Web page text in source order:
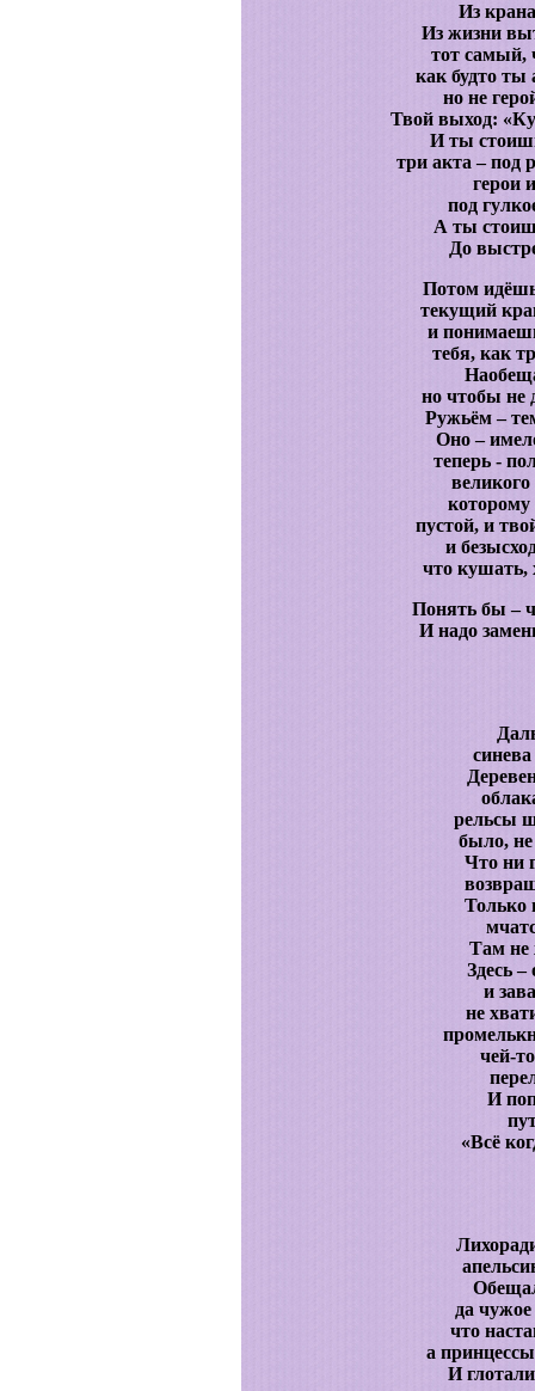
Из
Из жизни
тот самый,
как будто ты
но не
Твой выход:
И ты
три акта – под
герои
под
А ты
До
Потом идёшь
текущий
и
тебя, как
но чтобы не
Ружьём –
Оно –
теперь -
великого
которому
пустой, и
и
что кушать,
Понять бы –
И надо
рельсы
было,
Что ни
Только
Там не
Здесь –
и
не
чей-
И
«Всё
да
что
а
И